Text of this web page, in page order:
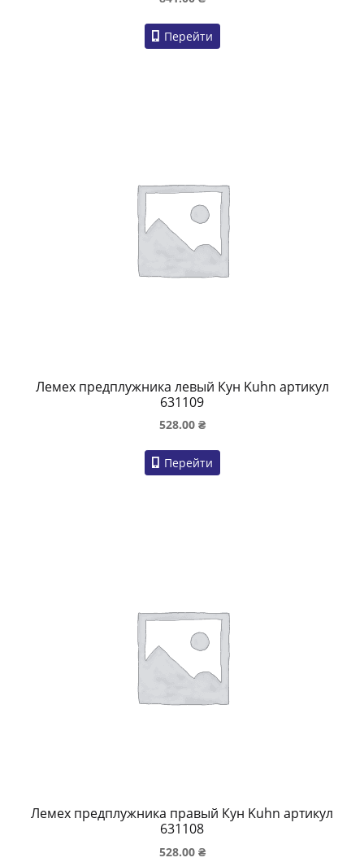
Перейти
Лемех предплужника левый Кун Kuhn артикул
631109
528.00 ₴
Перейти
Лемех предплужника правый Кун Kuhn артикул
631108
528.00 ₴